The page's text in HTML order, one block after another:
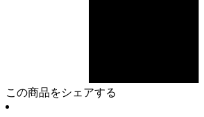
この商品をシェアする